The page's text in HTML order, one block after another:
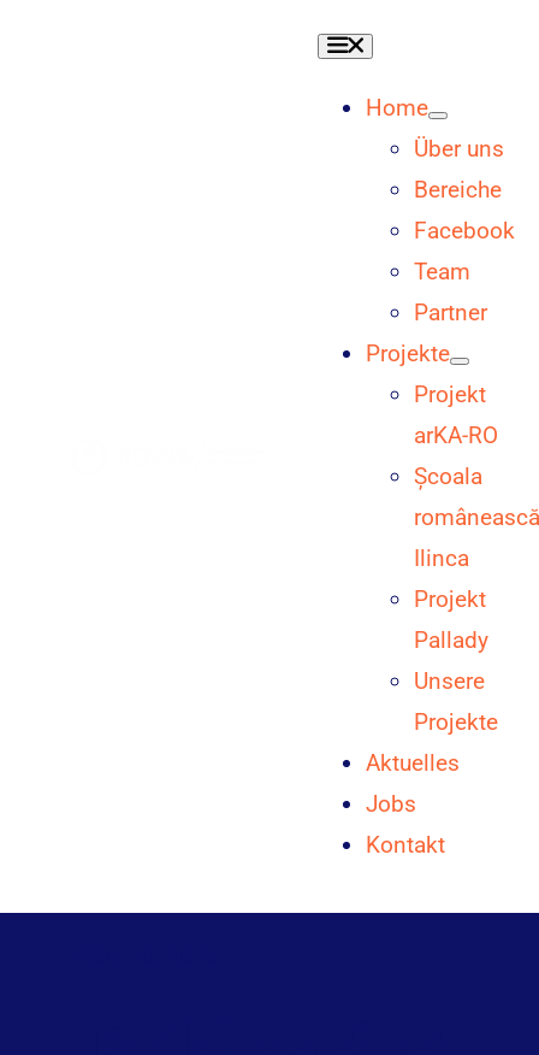
Toggle
Navigation
Home
Über uns
Bereiche
Facebook
Team
Partner
Projekte
Projekt
arKA-RO
Școala
românească
Ilinca
Projekt
Pallady
Unsere
Projekte
Aktuelles
Jobs
Kontakt